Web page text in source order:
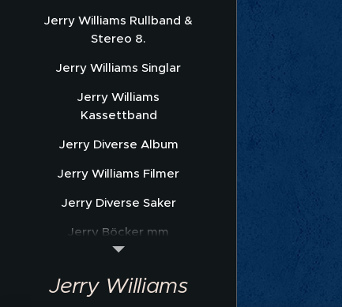
Jerry Williams Rullband &
Stereo 8.
Jerry Williams Singlar
Jerry Williams
Kassettband
Jerry Diverse Album
Jerry Williams Filmer
Jerry Diverse Saker
Jerry Böcker mm
Sonet Promofoto
Jerry Williams